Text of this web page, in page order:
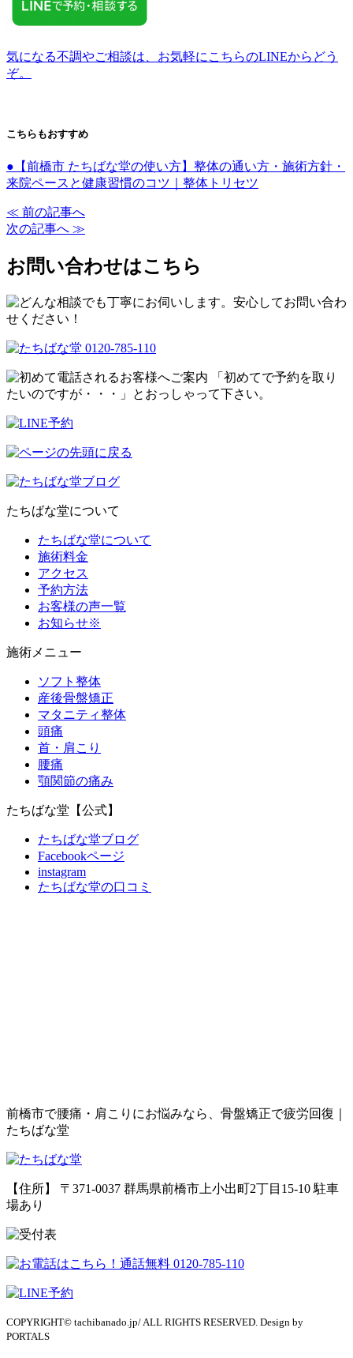
気になる不調やご相談は、お気軽にこちらのLINEからどう
ぞ。
こちらもおすすめ
●【前橋市 たちばな堂の使い方】整体の通い方・施術方針・
来院ペースと健康習慣のコツ｜整体トリセツ
≪ 前の記事へ
次の記事へ ≫
お問い合わせはこちら
たちばな堂について
たちばな堂について
施術料金
アクセス
予約方法
お客様の声一覧
お知らせ※
施術メニュー
ソフト整体
産後骨盤矯正
マタニティ整体
頭痛
首・肩こり
腰痛
顎関節の痛み
たちばな堂【公式】
たちばな堂ブログ
Facebookページ
instagram
たちばな堂の口コミ
前橋市で腰痛・肩こりにお悩みなら、骨盤矯正で疲労回復｜
たちばな堂
【住所】 〒371-0037 群馬県前橋市上小出町2丁目15-10 駐車
場あり
COPYRIGHT© tachibanado.jp/ ALL RIGHTS RESERVED. Design by
PORTALS